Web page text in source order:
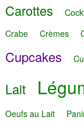
Carottes
Crabe
Crèmes
Cupcakes
Lait
Oeufs au Lait